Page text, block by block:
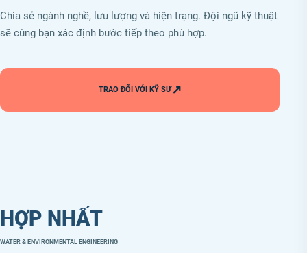
Chia sẻ ngành nghề, lưu lượng và hiện trạng. Đội ngũ kỹ thuật
sẽ cùng bạn xác định bước tiếp theo phù hợp.
TRAO ĐỔI VỚI KỸ SƯ↗
HỢP NHẤT
WATER & ENVIRONMENTAL ENGINEERING